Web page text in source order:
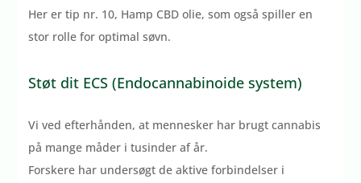
Her er tip nr. 10, Hamp CBD olie, som også spiller en
stor rolle for optimal søvn.
Støt dit ECS (Endocannabinoide system)
Vi ved efterhånden, at mennesker har brugt cannabis
på mange måder i tusinder af år.
Forskere har undersøgt de aktive forbindelser i